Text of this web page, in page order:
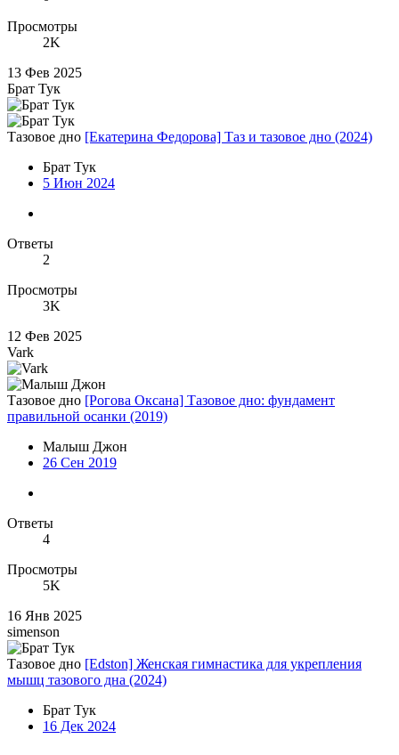
Просмотры
2K
13 Фев 2025
Брат Тук
Тазовое дно [Екатерина Федорова] Таз и тазовое дно (2024)
Брат Тук
5 Июн 2024
Ответы
2
Просмотры
3K
12 Фев 2025
Vark
Тазовое дно [Рогова Оксана] Тазовое дно: фундамент
правильной осанки (2019)
Малыш Джон
26 Сен 2019
Ответы
4
Просмотры
5K
16 Янв 2025
simenson
Тазовое дно [Edston] Женская гимнастика для укрепления
мышц тазового дна (2024)
Брат Тук
16 Дек 2024